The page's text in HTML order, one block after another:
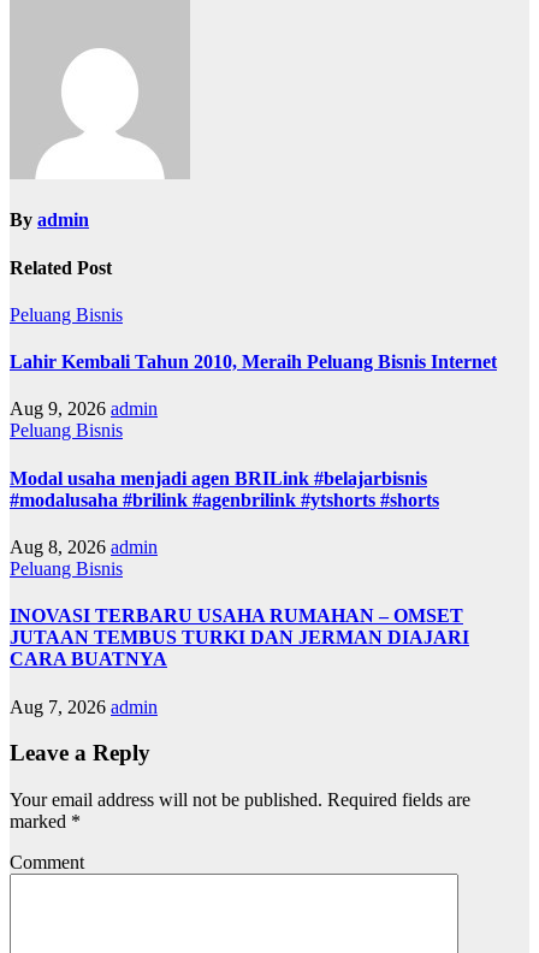
By admin
Related Post
Peluang Bisnis
Lahir Kembali Tahun 2010, Meraih Peluang Bisnis Internet
Aug 9, 2026 admin
Peluang Bisnis
Modal usaha menjadi agen BRILink #belajarbisnis
#modalusaha #brilink #agenbrilink #ytshorts #shorts
Aug 8, 2026 admin
Peluang Bisnis
INOVASI TERBARU USAHA RUMAHAN – OMSET
JUTAAN TEMBUS TURKI DAN JERMAN DIAJARI
CARA BUATNYA
Aug 7, 2026 admin
Leave a Reply
Your email address will not be published. Required fields are
marked *
Comment